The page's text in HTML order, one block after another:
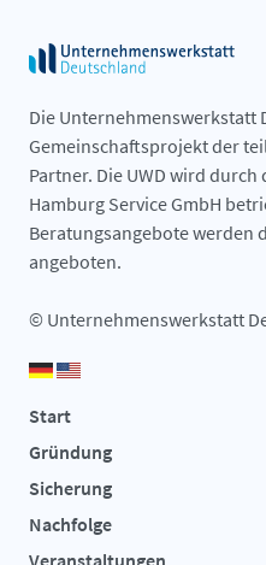
Die Unternehmenswerkstatt
Gemeinschaftsprojekt der
Partner. Die UWD wird
Hamburg Service GmbH
Beratungsangebote werden
angeboten.
© Unternehmenswerkstatt
Start
Gründung
Sicherung
Nachfolge